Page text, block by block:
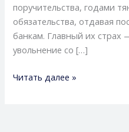
поручительства, годами
обязательства, отдавая
банкам. Главный их
увольнение со […]
Читать далее »